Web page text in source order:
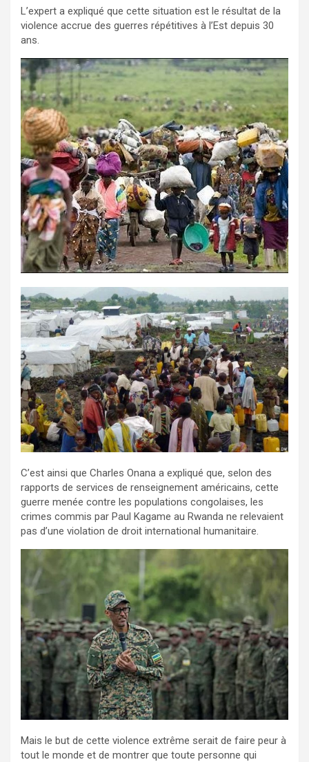
L’expert a expliqué que cette situation est le résultat de la
violence accrue des guerres répétitives à l’Est depuis 30
ans.
C’est ainsi que Charles Onana a expliqué que, selon des
rapports de services de renseignement américains, cette
guerre menée contre les populations congolaises, les
crimes commis par Paul Kagame au Rwanda ne relevaient
pas d’une violation de droit international humanitaire.
Mais le but de cette violence extrême serait de faire peur à
tout le monde et de montrer que toute personne qui